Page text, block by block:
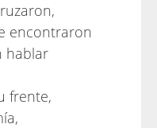
encontraron
hablar
frente,